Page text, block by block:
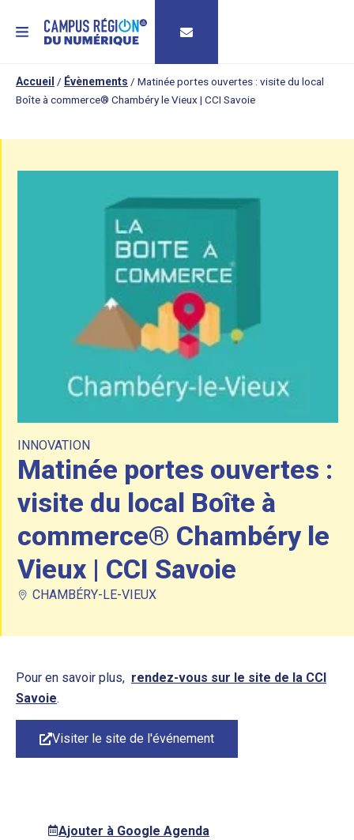
MENU
Accueil / Évènements / Matinée portes ouvertes : visite du local
Boîte à commerce® Chambéry le Vieux | CCI Savoie
INNOVATION
Matinée portes ouvertes :
visite du local Boîte à
commerce® Chambéry le
Vieux | CCI Savoie
CHAMBÉRY-LE-VIEUX
Pour en savoir plus, rendez-vous sur le site de la CCI
Savoie.
Visiter le site de l'événement
Ajouter à Google Agenda